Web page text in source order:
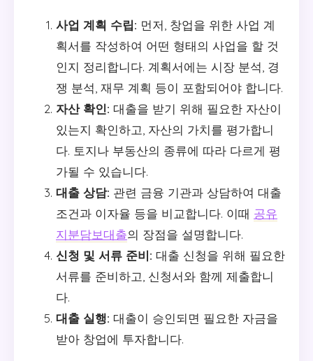
사업 계획 수립: 먼저, 창업을 위한 사업 계
획서를 작성하여 어떤 형태의 사업을 할 것
인지 정리합니다. 계획서에는 시장 분석, 경
쟁 분석, 재무 계획 등이 포함되어야 합니다.
자산 확인: 대출을 받기 위해 필요한 자산이
있는지 확인하고, 자산의 가치를 평가합니
다. 토지나 부동산의 종류에 따라 다르게 평
가될 수 있습니다.
대출 상담: 관련 금융 기관과 상담하여 대출
조건과 이자율 등을 비교합니다. 이때 공유
지분담보대출의 장점을 설명합니다.
신청 및 서류 준비: 대출 신청을 위해 필요한
서류를 준비하고, 신청서와 함께 제출합니
다.
대출 실행: 대출이 승인되면 필요한 자금을
받아 창업에 투자합니다.